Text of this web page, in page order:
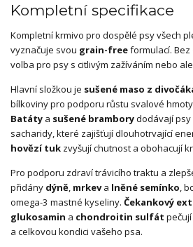
Kompletní specifikace
Kompletní krmivo pro dospělé psy všech
vyznačuje svou grain-freeformulací.
volba pro psy s citlivým zažíváním nebo
Hlavní složkou je sušené maso z
bílkoviny pro podporu růstu svalové
Batáty a sušené bramborydodávají
sacharidy, které zajišťují dlouhotrvající
hovězí tuk zvyšují chutnost a obohacují
Pro podporu zdraví trávicího traktu a
přidány dýně, mrkeva lněné semínko,
omega-3 mastné kyseliny. Čekankový
glukosamin a chondroitin sulfát
a celkovou kondici vašeho psa.